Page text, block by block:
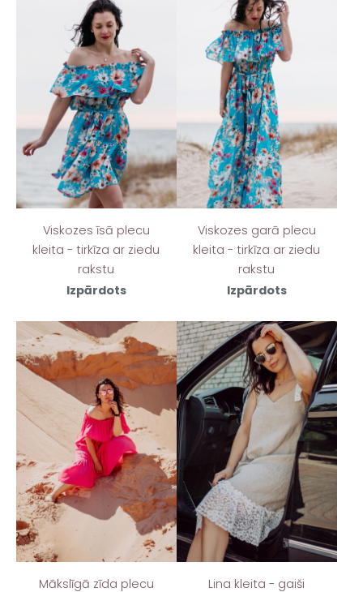
Viskozes īsā plecu
kleita - tirkīza ar ziedu
rakstu
Izpārdots
Viskozes garā plecu
kleita - tirkīza ar ziedu
rakstu
Izpārdots
Mākslīgā zīda plecu
Lina kleita - gaiši